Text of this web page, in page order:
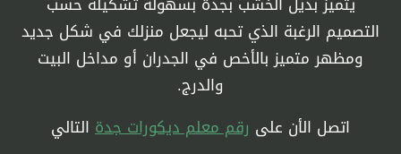
التصميم الرغبة الذي تحبه ليجعل منزلك في شكل جديد
ومظهر متميز بالأخص في الجدران أو مداخل البيت
والدرج.
اتصل الأن على رقم معلم ديكورات جدة التالي